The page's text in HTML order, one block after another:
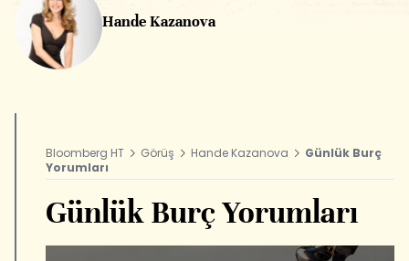
Hande Kazanova
Bloomberg HT Görüş Hande Kazanova
Günlük Burç
Yorumları
Günlük Burç Yorumları